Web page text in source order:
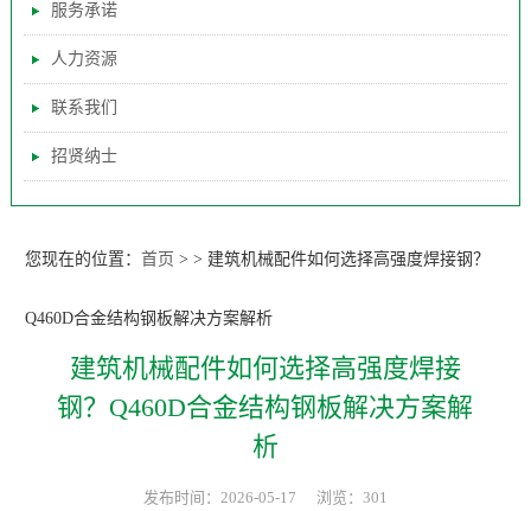
服务承诺
人力资源
联系我们
招贤纳士
您现在的位置： 首页 > > 建筑机械配件如何选择高强度焊接钢？
Q460D合金结构钢板解决方案解析
建筑机械配件如何选择高强度焊接
钢？Q460D合金结构钢板解决方案解
析
发布时间：2026-05-17 浏览：301